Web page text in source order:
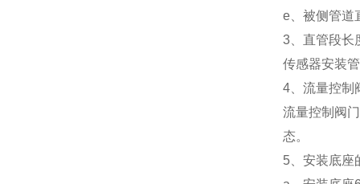
e、被侧管道
3、直管段长
传感器安装
4、流量控制
流量控制阀
态。
5、安装底座